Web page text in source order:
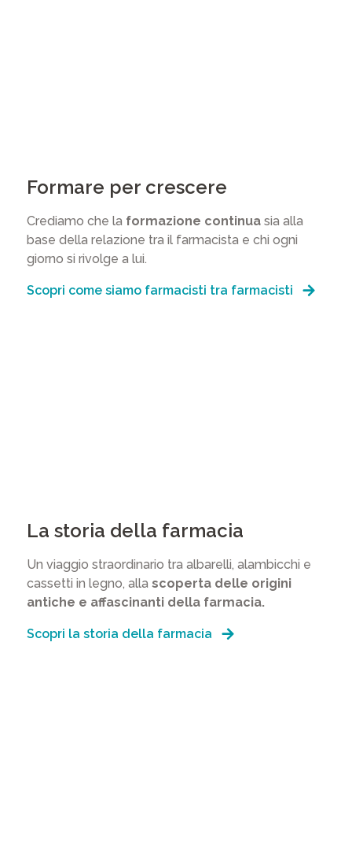
Formare per crescere
Crediamo che la formazione continuasia alla
base della relazione tra il farmacista e chi ogni
giorno si rivolge a lui.
Scopri come siamo farmacisti tra farmacisti
La storia della farmacia
Un viaggio straordinario tra albarelli, alambicchi e
cassetti in legno, allascoperta delle origini
antiche e affascinanti della farmacia.
Scopri la storia della farmacia